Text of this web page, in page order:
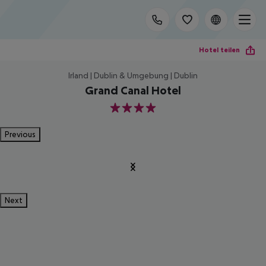
Hotel teilen
Irland | Dublin & Umgebung | Dublin
Grand Canal Hotel
4
Previous
Next